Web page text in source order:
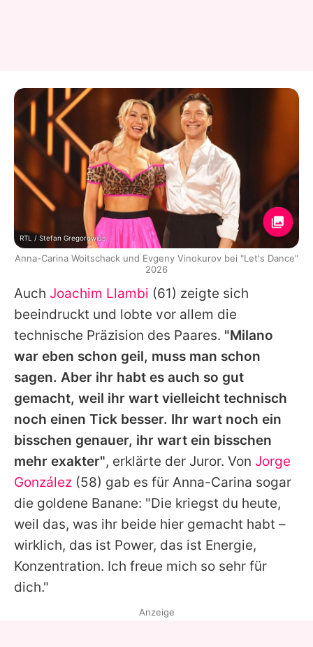
Auch Joachim Llambi (61) zeigte sich
beeindruckt und lobte vor allem die
technische Präzision des Paares. "Milano
war eben schon geil, muss man schon
sagen. Aber ihr habt es auch so gut
gemacht, weil ihr wart vielleicht technisch
noch einen Tick besser. Ihr wart noch ein
bisschen genauer, ihr wart ein bisschen
mehr exakter", erklärte der Juror. Von Jorge
González (58) gab es für Anna-Carina sogar
die goldene Banane: "Die kriegst du heute,
weil das, was ihr beide hier gemacht habt –
wirklich, das ist Power, das ist Energie,
Konzentration. Ich freue mich so sehr für
dich."
RTL / Stefan Gregorowius
Anna-Carina Woitschack und Evgeny Vinokurov bei "Let's Dance"
2026
Anzeige